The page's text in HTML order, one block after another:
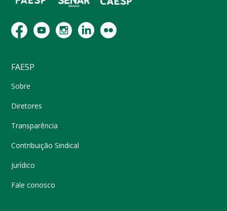
FAESP
Sobre
Diretores
Transparência
Contribuição Sindical
Jurídico
Fale conosco